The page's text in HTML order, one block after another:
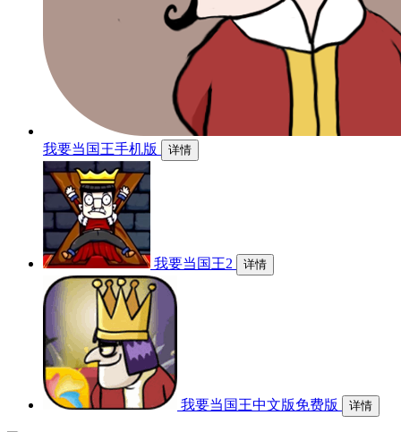
我要当国王手机版 详情
我要当国王2 详情
我要当国王中文版免费版 详情